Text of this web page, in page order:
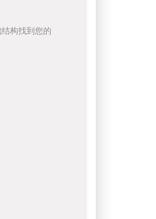
构找到您的